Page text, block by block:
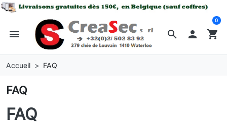
search
menu  shopping_cart
0
Accueil FAQ
FAQ
FAQ